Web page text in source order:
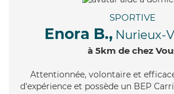
SPORTIVE
Enora B., Nurieux-
à 5km de chez
Attentionnée, volontaire et
d'expérience et possède un BEP